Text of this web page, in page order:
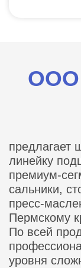
ООО
предлагает
линейку
премиум-
сальники,
пресс-
Пермскому
По всей
уровня